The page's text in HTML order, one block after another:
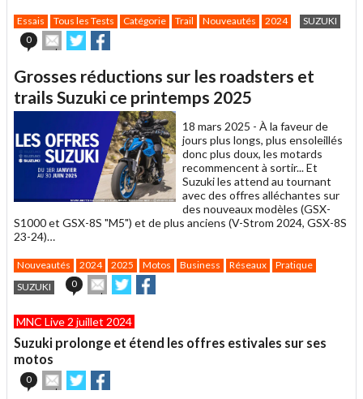
Essais Tous les Tests Catégorie Trail Nouveautés 2024
SUZUKI
0
Envoyer
cet
à
un
ami
Partager
sur sur
Grosses réductions sur les roadsters et
trails Suzuki ce printemps 2025
18 mars 2025 - À la faveur de
jours plus longs, plus ensoleillés
donc plus doux, les motards
recommencent à sortir... Et
Suzuki les attend au tournant
avec des offres alléchantes sur
des nouveaux modèles (GSX-
S1000 et GSX-8S "M5") et de plus anciens (V-Strom 2024, GSX-8S
23-24)…
Nouveautés 2024 2025 Motos Business Réseaux
Pratique
SUZUKI
0
Envoyer
cet
à
ami
Partager
sur sur
MNC Live 2 juillet 2024
Suzuki prolonge et étend les offres estivales sur ses
motos
0
Envoyer
cet
Partager
sur sur